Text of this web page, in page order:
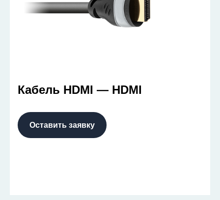
Кабель HDMI — HDMI
Оставить заявку